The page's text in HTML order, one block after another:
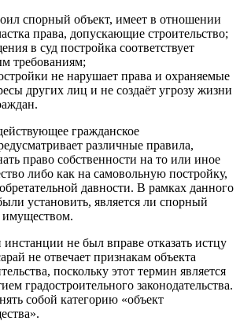
спорный объект, имеет в отношении
права, допускающие строительство;
в суд постройка соответствует
требованиям;
не нарушает права и охраняемые
других лиц и не создаёт угрозу жизни
гражданское
различные правила,
право собственности на то или иное
либо как на самовольную постройку,
давности. В рамках данного
установить, является ли спорный
не был вправе отказать истцу
не отвечает признакам объекта
поскольку этот термин является
градостроительного законодательства.
собой категорию «объект